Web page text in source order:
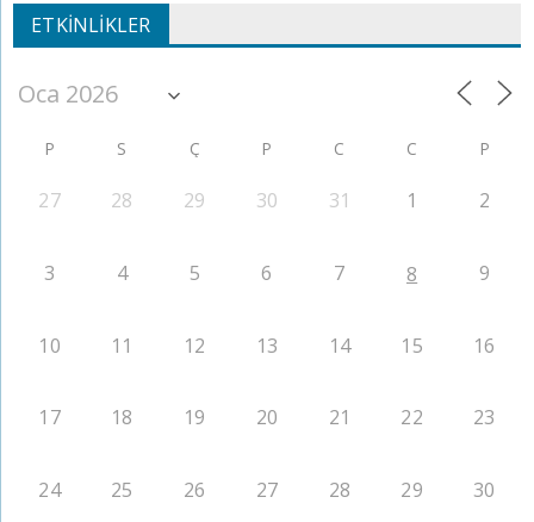
ETKINLIKLER
P S Ç P C C P
27 28 29 30 31 1 2
3 4 5 6 7 8 9
10 11 12 13 14 15 16
17 18 19 20 21 22 23
24 25 26 27 28 29 30